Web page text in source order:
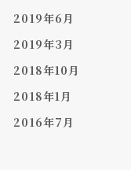
2019年6月
2019年3月
2018年10月
2018年1月
2016年7月